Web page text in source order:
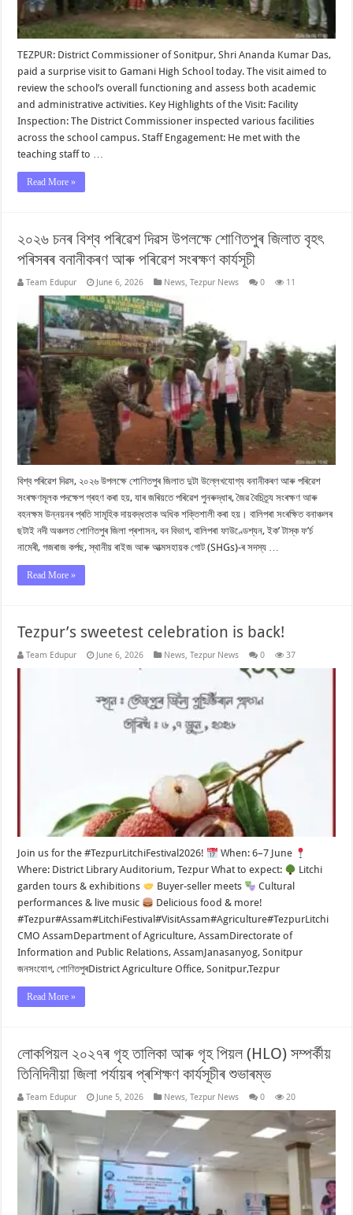
TEZPUR: District Commissioner of Sonitpur, Shri Ananda Kumar Das,
paid a surprise visit to Gamani High School today. The visit aimed to
review the school’s overall functioning and assess both academic
and administrative activities. Key Highlights of the Visit: Facility
Inspection: The District Commissioner inspected various facilities
across the school campus. Staff Engagement: He met with the
teaching staff to …
Read More »
২০২৬ চনৰ বিশ্ব পৰিৱেশ দিৱস উপলক্ষে শোণিতপুৰ জিলাত বৃহৎ
পৰিসৰৰ বনানীকৰণ আৰু পৰিৱেশ সংৰক্ষণ কাৰ্যসূচী
Team Edupur June 6, 2026 News,Tezpur News 0 11
বিশ্ব পৰিৱেশ দিৱস, ২০২৬ উপলক্ষে শোণিতপুৰ জিলাত দুটা উল্লেখযোগ্য বনানীকৰণ আৰু পৰিৱেশ
সংৰক্ষণমূলক পদক্ষেপ গ্ৰহণ কৰা হয়, যাৰ জৰিয়তে পৰিৱেশ পুনৰুদ্ধাৰ, জৈৱ বৈচিত্ৰ্য সংৰক্ষণ আৰু
বহনক্ষম উন্নয়নৰ প্ৰতি সামূহিক দায়বদ্ধতাক অধিক শক্তিশালী কৰা হয়। বালিপৰা সংৰক্ষিত বনাঞ্চলৰ
ছটাই নদী অঞ্চলত শোণিতপুৰ জিলা প্ৰশাসন, বন বিভাগ, বালিপৰা ফাউণ্ডেশ্যন, ইক’ টাস্ক ফ’ৰ্চ
নামেৰী, গজৰাজ কৰ্পছ, স্থানীয় ৰাইজ আৰু আত্মসহায়ক গোট (SHGs)-ৰ সদস্য …
Read More »
Tezpur’s sweetest celebration is back!
Team Edupur June 6, 2026 News ,Tezpur News 0 37
Join us for the #TezpurLitchiFestival2026!
When: 6–7 June
Where: District Library Auditorium, Tezpur What to expect:
Litchi
garden tours & exhibitions
Buyer-seller meets
Cultural
performances & live music
Delicious food & more!
#Tezpur#Assam#LitchiFestival#VisitAssam#Agriculture#TezpurLitchi
CMO AssamDepartment of Agriculture, AssamDirectorate of
Information and Public Relations, AssamJanasanyog, Sonitpur
জনসংযোগ, শোণিতপুৰDistrict Agriculture Office, Sonitpur,Tezpur
Read More »
লোকপিয়ল ২০২৭ৰ গৃহ তালিকা আৰু গৃহ পিয়ল (HLO) সম্পৰ্কীয়
তিনিদিনীয়া জিলা পৰ্যায়ৰ প্ৰশিক্ষণ কাৰ্যসূচীৰ শুভাৰম্ভ
Team Edupur June 5, 2026 News,Tezpur News 0 20